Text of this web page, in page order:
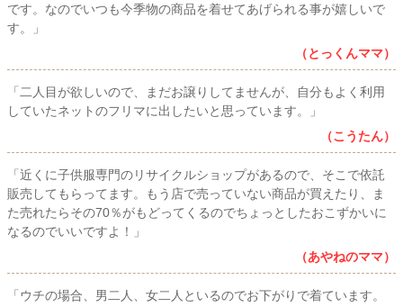
です。なのでいつも今季物の商品を着せてあげられる事が嬉しいで
す。」
（とっくんママ）
「二人目が欲しいので、まだお譲りしてませんが、自分もよく利用
していたネットのフリマに出したいと思っています。」
（こうたん）
「近くに子供服専門のリサイクルショップがあるので、そこで依託
販売してもらってます。もう店で売っていない商品が買えたり、ま
た売れたらその70％がもどってくるのでちょっとしたおこずかいに
なるのでいいですよ！」
（あやねのママ）
「ウチの場合、男二人、女二人といるのでお下がりで着ています。